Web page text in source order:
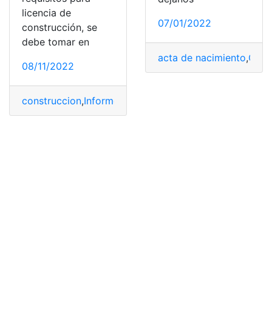
licencia de
construcción, se
debe tomar en
08/11/2022
construccion,Informe
07/01/2022
acta de nacimiento,